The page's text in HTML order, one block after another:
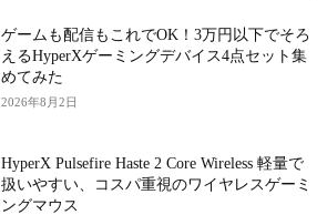
ゲームも配信もこれでOK！3万円以下でそろ
えるHyperXゲーミングデバイス4点セット集
めてみた
2026年8月2日
HyperX Pulsefire Haste 2 Core Wireless 軽量で
扱いやすい、コスパ重視のワイヤレスゲーミ
ングマウス